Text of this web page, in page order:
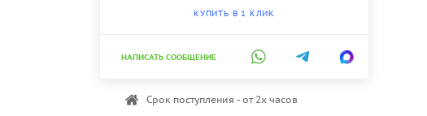
КУПИТЬ В 1 КЛИК
НАПИСАТЬ СООБЩЕНИЕ
Срок поступления - от 2х часов